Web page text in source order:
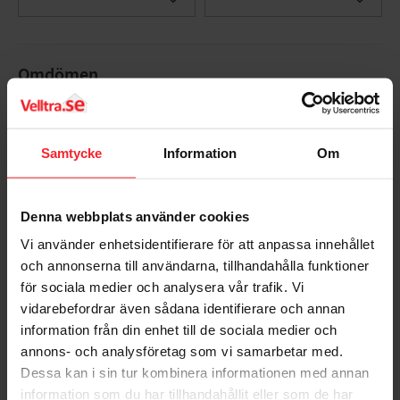
Samtycke Information Om
Denna webbplats använder cookies
Vi använder enhetsidentifierare för att anpassa innehållet
och annonserna till användarna, tillhandahålla funktioner
för sociala medier och analysera vår trafik. Vi
vidarebefordrar även sådana identifierare och annan
information från din enhet till de sociala medier och
annons- och analysföretag som vi samarbetar med.
Dessa kan i sin tur kombinera informationen med annan
information som du har tillhandahållit eller som de har
Omdömen
Bli den första att lämna ett omdöme.